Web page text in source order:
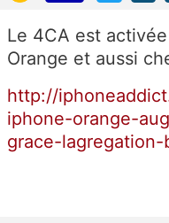
Le 4CA est
Orange et aussi
http://
iphone-orange-
grace-